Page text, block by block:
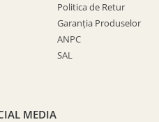
Politica de Retur
Garanția Produselor
ANPC
SAL
MEDIA